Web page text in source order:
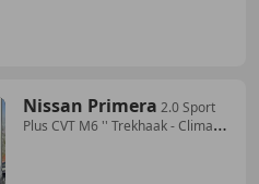
Nissan Primera 2.0 Sport
Plus CVT M6 '' Trekhaak - Clima -